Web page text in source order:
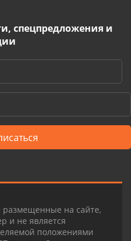
спецпредложения и
на сайте,
и не является
положениями